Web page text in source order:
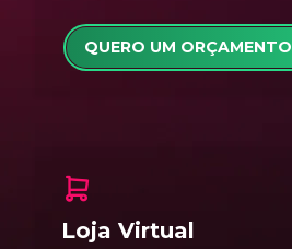
QUERO UM ORÇAMENTO
Loja Virtual